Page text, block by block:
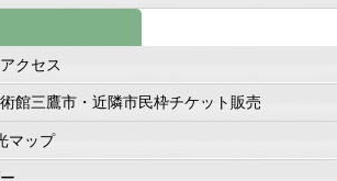
クセス
館三鷹市・近隣市民枠チケット販売
マップ